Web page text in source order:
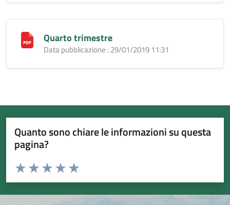
Quarto trimestre
Data pubblicazione : 29/01/2019 11:31
Quanto sono chiare le informazioni su questa
pagina?
Valuta da 1 a 5 stelle la pagina
Valuta 5 stelle su 5
Valuta 4 stelle su 5
Valuta 3 stelle su 5
Valuta 2 stelle su 5
Valuta 1 stelle su 5